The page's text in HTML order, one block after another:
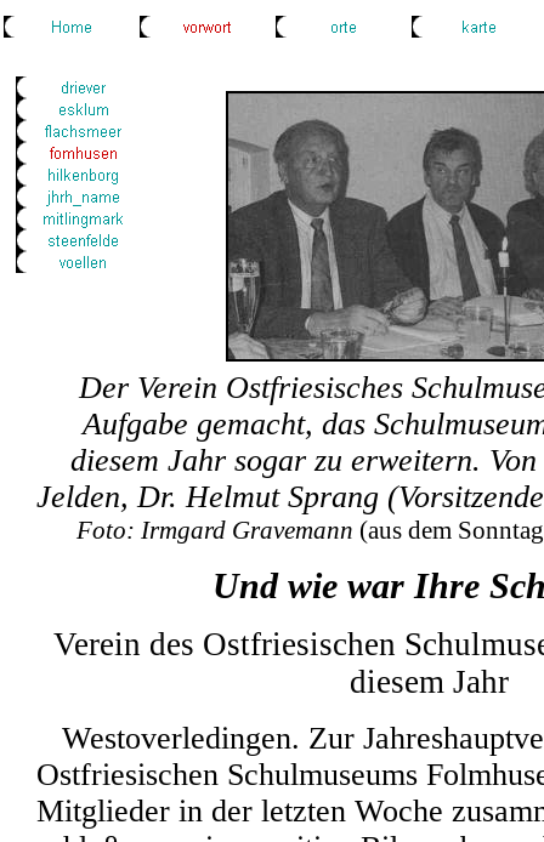
Der Verein Ostfriesisches
Aufgabe gemacht, das
diesem Jahr sogar zu erweitern.
Jelden, Dr. Helmut Sprang
Foto: Irmgard Gravemann (aus dem
Und wie war Ihre
Verein des Ostfriesischen
diesem Jahr
Westoverledingen. Zur
Ostfriesischen Schulmuseums
Mitglieder in der letzten Woche